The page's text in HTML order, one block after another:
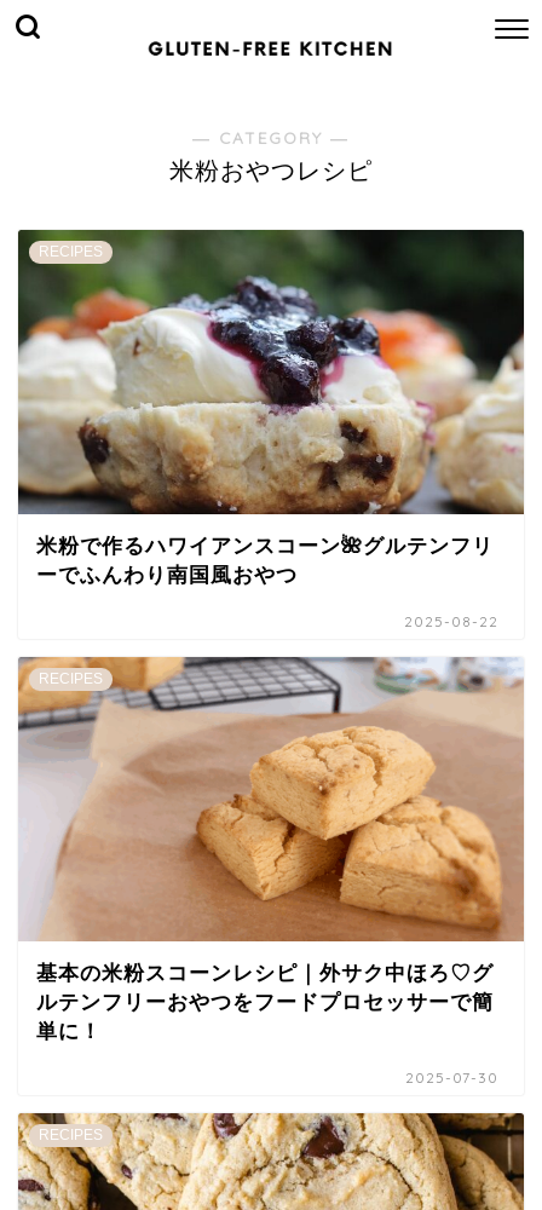
― CATEGORY ―
米粉おやつレシピ
RECIPES
米粉で作るハワイアンスコーン🌺グルテンフリ
ーでふんわり南国風おやつ
2025-08-22
RECIPES
基本の米粉スコーンレシピ｜外サク中ほろ♡グ
ルテンフリーおやつをフードプロセッサーで簡
単に！
2025-07-30
RECIPES